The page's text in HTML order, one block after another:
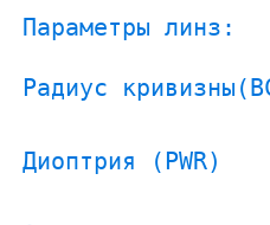
Параметры линз:
Радиус
Диоптрия (PWR)